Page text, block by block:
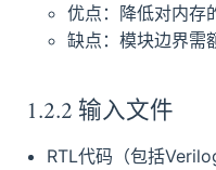
优点：降低对内存
缺点：模块边界需
1.2.2 输入文件
RTL代码（包括